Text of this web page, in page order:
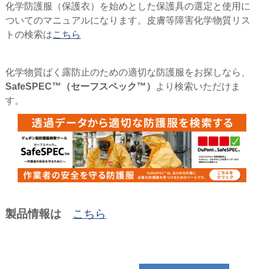
化学防護服（保護衣）を始めとした保護具の選定と使用に
ついてのマニュアルになります。皮膚等障害化学物質リス
トの検索はこちら
化学物質ばく露防止のための適切な防護服をお探しなら、
SafeSPEC™（セーフスペック™）
より検索いただけま
す。
製品情報は こちら